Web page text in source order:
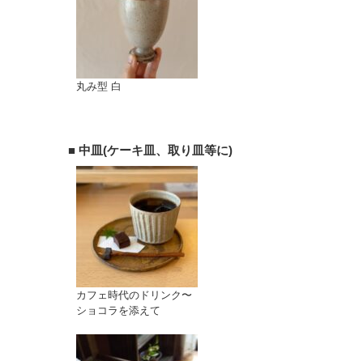
丸み型 白
■ 中皿(ケーキ皿、取り皿等に)
カフェ時代のドリンク〜
ショコラを添えて